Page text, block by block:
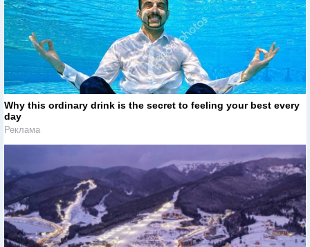
Why this ordinary drink is the secret to feeling your best every
day
Реклама